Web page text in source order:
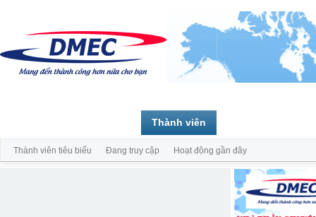
Thành viên
Thành viên tiêu biểu Đang truy cập Hoạt động gần đây